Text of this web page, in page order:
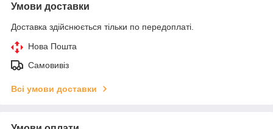
Умови доставки
Доставка здійснюється тільки по передоплаті.
Нова Пошта
Самовивіз
Всі умови доставки